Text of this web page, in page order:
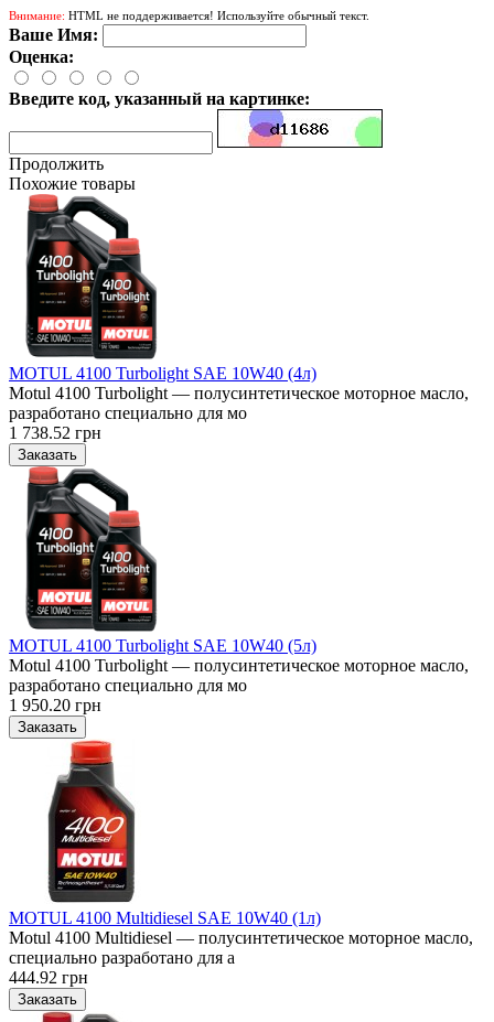
Внимание: HTML не поддерживается! Используйте обычный текст.
Ваше Имя:
Оценка:
Введите код, указанный на картинке:
Продолжить
Похожие товары
MOTUL 4100 Turbolight SAE 10W40 (4л)
Motul 4100 Turbolight — полусинтетическое моторное масло,
разработано специально для мо
1 738.52 грн
MOTUL 4100 Turbolight SAE 10W40 (5л)
Motul 4100 Turbolight — полусинтетическое моторное масло,
разработано специально для мо
1 950.20 грн
MOTUL 4100 Multidiesel SAE 10W40 (1л)
Motul 4100 Multidiesel — полусинтетическое моторное масло,
специально разработано для а
444.92 грн